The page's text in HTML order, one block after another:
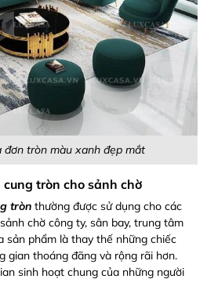
đơn tròn màu xanh đẹp mắt
tròn cho sảnh chờ
tròn thường được sử dụng cho các
chờ công ty, sân bay, trung tâm
sản phẩm là thay thế những chiếc
gian thoáng đãng và rộng rãi hơn.
sinh hoạt chung của những người